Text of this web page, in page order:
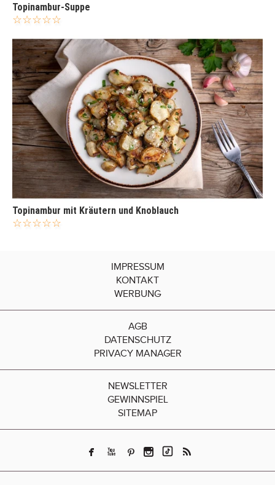
Topinambur-Suppe
Topinambur mit Kräutern und Knoblauch
IMPRESSUM
KONTAKT
WERBUNG
AGB
DATENSCHUTZ
PRIVACY MANAGER
NEWSLETTER
GEWINNSPIEL
SITEMAP